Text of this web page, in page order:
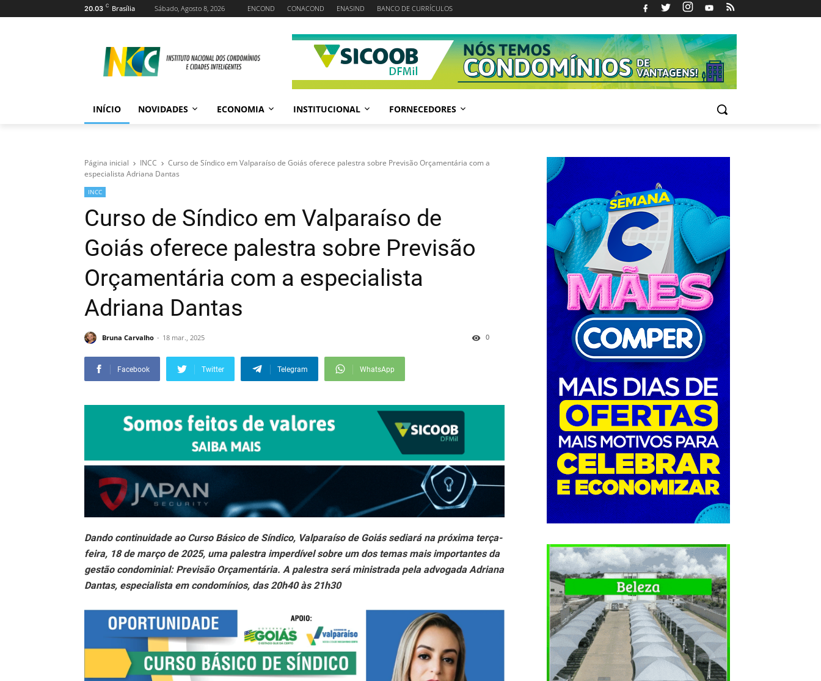
20.03 C Brasília Sábado, Agosto 8, 2026 ENCOND CONACOND ENASIND BANCO DE CURRÍCULOS
INÍCIO NOVIDADES ECONOMIA INSTITUCIONAL FORNECEDORES
Página inicial INCC
Curso de Síndico em Valparaíso de Goiás oferece palestra sobre Previsão Orçamentária com a
especialista Adriana Dantas
INCC
Curso de Síndico em Valparaíso de
Goiás oferece palestra sobre Previsão
Orçamentária com a especialista
Adriana Dantas
Bruna Carvalho 18 mar., 2025 0
Facebook Twitter Telegram WhatsApp
Dando continuidade ao Curso Básico de Síndico, Valparaíso de Goiás sediará na próxima terça-
feira, 18 de março de 2025, uma palestra imperdível sobre um dos temas mais importantes da
gestão condominial: Previsão Orçamentária. A palestra será ministrada pela advogada Adriana
Dantas, especialista em condomínios, das 20h40 às 21h30